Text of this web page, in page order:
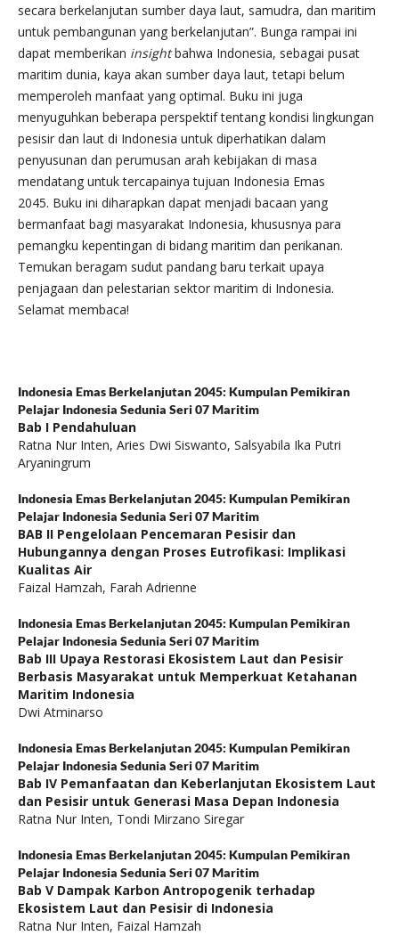
secara berkelanjutan sumber daya laut, samudra, dan maritim
untuk pembangunan yang berkelanjutan”. Bunga rampai ini
dapat memberikan insightbahwa Indonesia, sebagai pusat
maritim dunia, kaya akan sumber daya laut, tetapi belum
memperoleh manfaat yang optimal. Buku ini juga
menyuguhkan beberapa perspektif tentang kondisi lingkungan
pesisir dan laut di Indonesia untuk diperhatikan dalam
penyusunan dan perumusan arah kebijakan di masa
mendatang untuk tercapainya tujuan Indonesia Emas
2045. Buku ini diharapkan dapat menjadi bacaan yang
bermanfaat bagi masyarakat Indonesia, khususnya para
pemangku kepentingan di bidang maritim dan perikanan.
Temukan beragam sudut pandang baru terkait upaya
penjagaan dan pelestarian sektor maritim di Indonesia.
Selamat membaca!
Indonesia Emas Berkelanjutan 2045: Kumpulan Pemikiran
Pelajar Indonesia Sedunia Seri 07 Maritim
Bab I Pendahuluan
Ratna Nur Inten, Aries Dwi Siswanto, Salsyabila Ika Putri
Aryaningrum
Indonesia Emas Berkelanjutan 2045: Kumpulan Pemikiran
Pelajar Indonesia Sedunia Seri 07 Maritim
BAB II Pengelolaan Pencemaran Pesisir dan
Hubungannya dengan Proses Eutrofikasi: Implikasi
Kualitas Air
Faizal Hamzah, Farah Adrienne
Indonesia Emas Berkelanjutan 2045: Kumpulan Pemikiran
Pelajar Indonesia Sedunia Seri 07 Maritim
Bab III Upaya Restorasi Ekosistem Laut dan Pesisir
Berbasis Masyarakat untuk Memperkuat Ketahanan
Maritim Indonesia
Dwi Atminarso
Indonesia Emas Berkelanjutan 2045: Kumpulan Pemikiran
Pelajar Indonesia Sedunia Seri 07 Maritim
Bab IV Pemanfaatan dan Keberlanjutan Ekosistem Laut
dan Pesisir untuk Generasi Masa Depan Indonesia
Ratna Nur Inten, Tondi Mirzano Siregar
Indonesia Emas Berkelanjutan 2045: Kumpulan Pemikiran
Pelajar Indonesia Sedunia Seri 07 Maritim
Bab V Dampak Karbon Antropogenik terhadap
Ekosistem Laut dan Pesisir di Indonesia
Ratna Nur Inten, Faizal Hamzah